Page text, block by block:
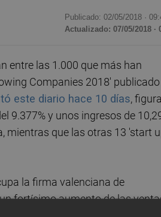
Publicado: 02/05/2018 ·
Actualizado: 07/05/2018 ·
entre las 1.000 que más han
Companies 2018' publicado
este diario hace 10 días,
9.377% y unos ingresos de
mientras que las otras 13 'start
la firma valenciana de
fortísimo aumento de las